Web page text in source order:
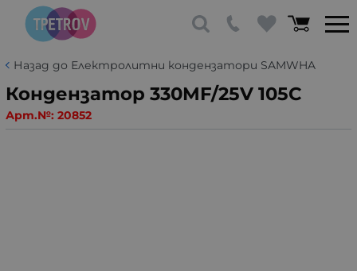
Назад до Електролитни кондензатори SAMWHA
Кондензатор 330MF/25V 105C
Арт.№: 20852